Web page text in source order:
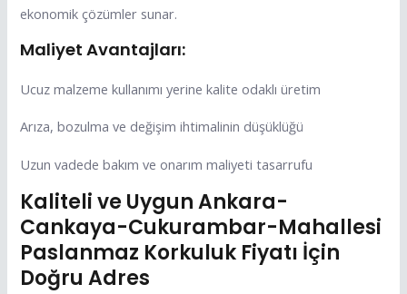
ekonomik çözümler sunar.
Maliyet Avantajları:
Ucuz malzeme kullanımı yerine kalite odaklı üretim
Arıza, bozulma ve değişim ihtimalinin düşüklüğü
Uzun vadede bakım ve onarım maliyeti tasarrufu
Kaliteli ve Uygun Ankara-
Cankaya-Cukurambar-Mahallesi
Paslanmaz Korkuluk Fiyatı İçin
Doğru Adres